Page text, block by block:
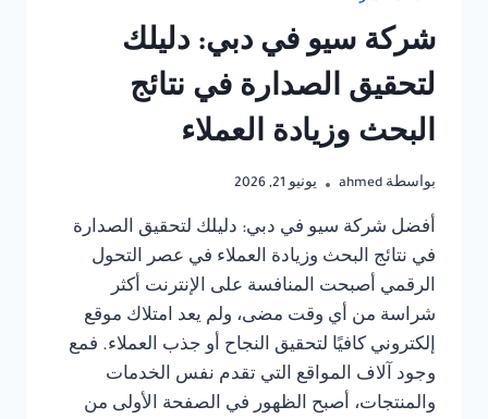
شركة سيو في دبي: دليلك
لتحقيق الصدارة في نتائج
البحث وزيادة العملاء
بواسطة ahmed يونيو 21, 2026
أفضل شركة سيو في دبي: دليلك لتحقيق الصدارة
في نتائج البحث وزيادة العملاء في عصر التحول
الرقمي أصبحت المنافسة على الإنترنت أكثر
شراسة من أي وقت مضى، ولم يعد امتلاك موقع
إلكتروني كافيًا لتحقيق النجاح أو جذب العملاء. فمع
وجود آلاف المواقع التي تقدم نفس الخدمات
والمنتجات، أصبح الظهور في الصفحة الأولى من